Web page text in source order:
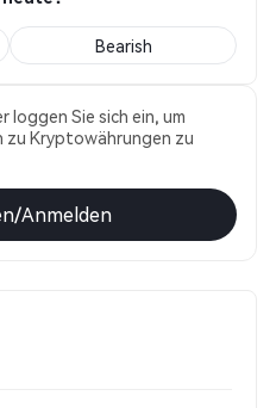
Bearish
loggen Sie sich ein, um
Kryptowährungen zu
Anmelden